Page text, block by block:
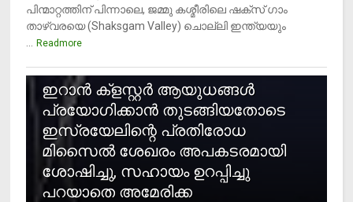
പിന്മാറ്റത്തിന് പിന്നാലെ, ജമ്മു കശ്മീരിലെ ഷക്സ് ​ഗാം
താഴ്‌വരയെ (Shaksgam Valley) ചൊല്ലി ഇന്ത്യയും
Readmore
ഇറാന്‍ ക്‌ളസ്റ്റര്‍ ആയുധങ്ങള്‍
പ്രയോഗിക്കാന്‍ തുടങ്ങിയതോടെ
ഇസ്രയേലിന്റെ പ്രതിരോധ
മിസൈല്‍ ശേഖരം അപകടരമായി
ശോഷിച്ചു, സഹായം ഉറപ്പിച്ചു
പറയാതെ അമേരിക്ക